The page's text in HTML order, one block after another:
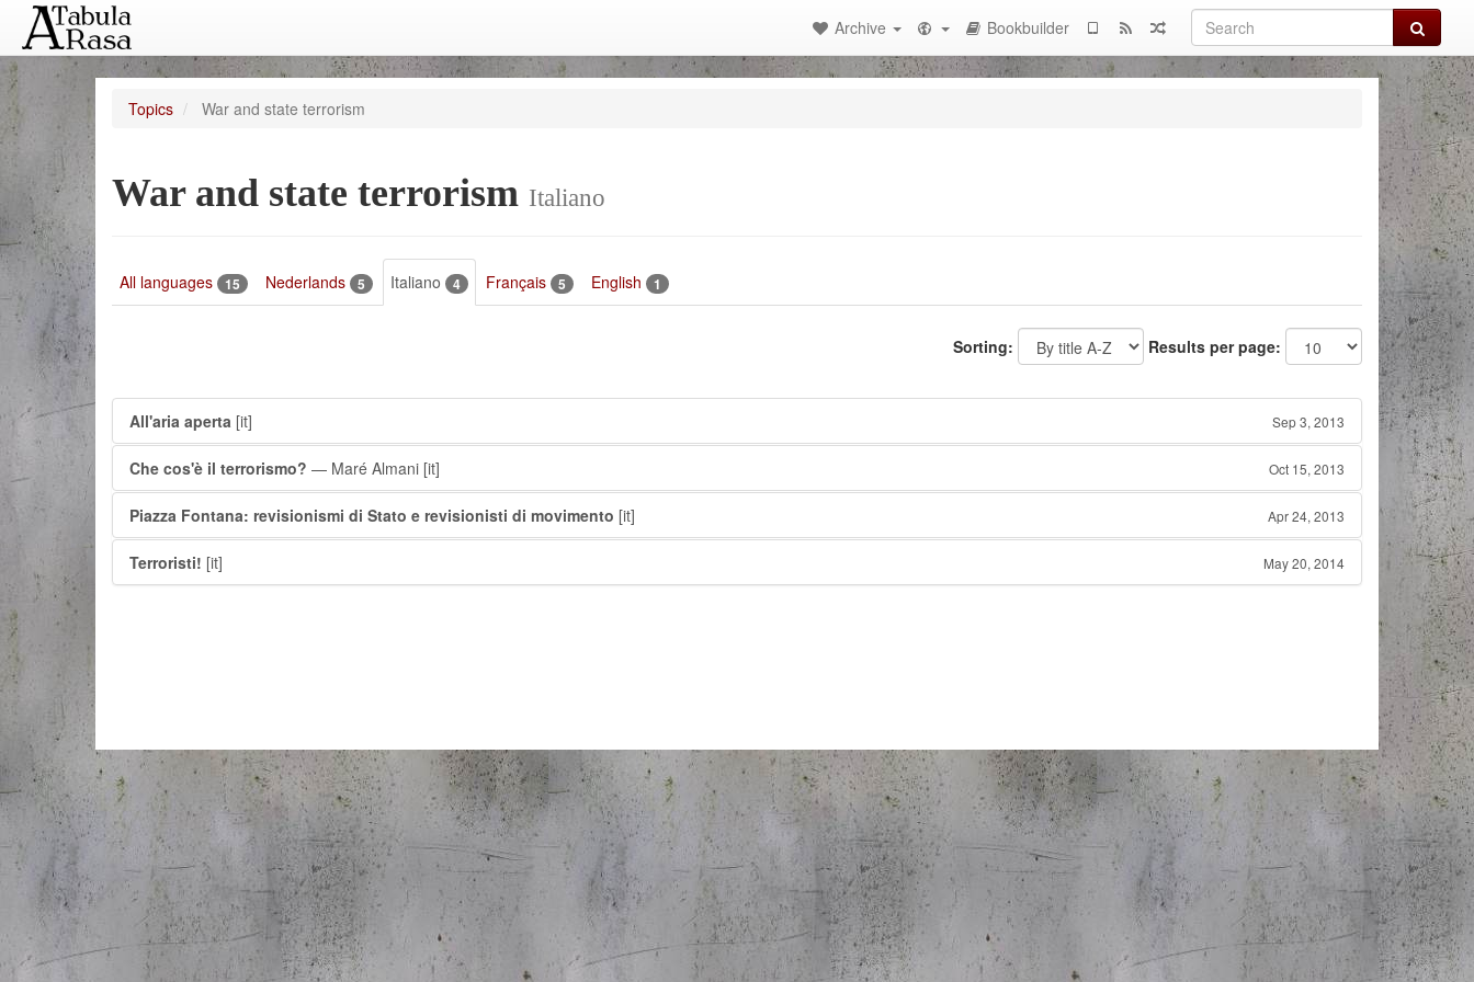
Search
Archive Bookbuilder
Topics War and state terrorism
War and state terrorism Italiano
All languages 15 Nederlands 5 Italiano 4 Français 5 English 1
Sorting: Results per page:
All'aria aperta [it] Sep 3, 2013
Che cos'è il terrorismo? — Maré Almani [it] Oct 15, 2013
Piazza Fontana: revisionismi di Stato e revisionisti di movimento [it] Apr 24, 2013
Terroristi! [it] May 20, 2014